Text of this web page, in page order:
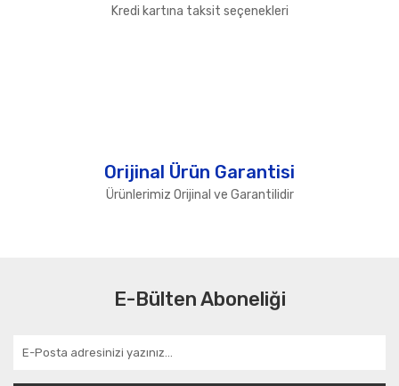
Kredi kartına taksit seçenekleri
Orijinal Ürün Garantisi
Ürünlerimiz Orijinal ve Garantilidir
E-Bülten Aboneliği